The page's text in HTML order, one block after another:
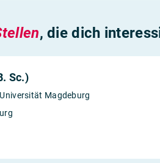
, die dich
Sc.)
Magdeburg